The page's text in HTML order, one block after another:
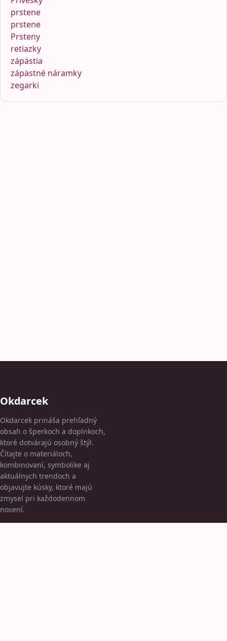
prstene
prstene
Prsteny
retiazky
zápästia
zápästné náramky
zegarki
Okdarcek
Okdarcek prináša prehľadný
obsah o šperkoch a doplnkoch,
ktoré dotvárajú osobný štýl.
Čítajte o materiáloch,
kombinovaní, symbolike aj
aktuálnych trendoch a
objavujte kúsky, ktoré majú
zmysel pri každodennom
nosení.